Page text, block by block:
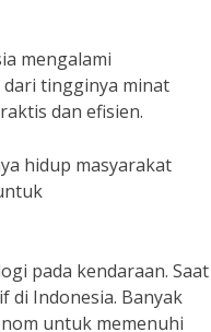
mengalami
tingginya minat
dan efisien.
hidup masyarakat
pada kendaraan. Saat
di Indonesia. Banyak
untuk memenuhi